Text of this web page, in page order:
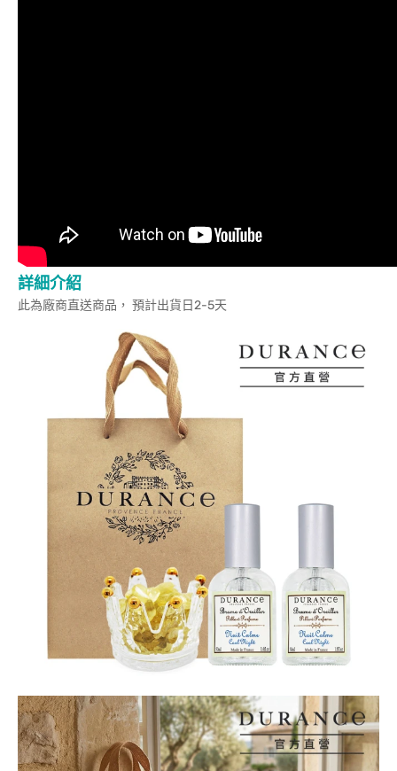
詳細介紹
此為廠商直送商品， 預計出貨日2-5天